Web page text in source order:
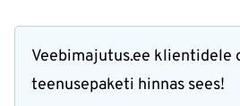
Veebimajutus.ee klientidele
teenusepaketi hinnas sees!